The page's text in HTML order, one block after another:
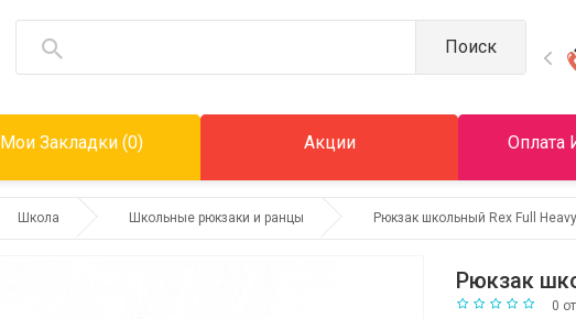
Поиск
Мои Закладки (0) Акции Оплата
Школа Школьные рюкзаки и ранцы Рюкзак школьный Rex Full
Рюкзак
0